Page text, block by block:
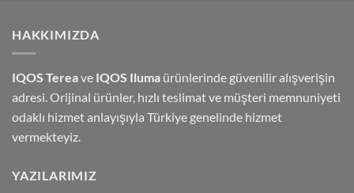
HAKKIMIZDA
IQOS Tereave IQOS Iluma ürünlerinde güvenilir alışverişin
adresi. Orijinal ürünler, hızlı teslimat ve müşteri memnuniyeti
odaklı hizmet anlayışıyla Türkiye genelinde hizmet
vermekteyiz.
YAZILARIMIZ